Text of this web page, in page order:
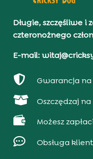
Długie, szczęśliwe i
czteronożnego
E-mail:
 Gwarancja na
 Oszczędzaj
 Możesz
 Obsługa